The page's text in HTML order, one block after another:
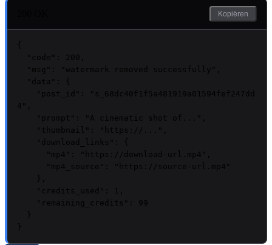
Kopiëren
{
"code" : 200
"msg" : "watermark removed successfully"
"data" : {
"post_id" :
"s_68dc40f1f5a481919a01594fef247dd
4"
"prompt" : "A cinematic shot of..."
"thumbnail" : "https://..."
"download_links" : {
"mp4" : "https://download-url.mp4"
"mp4_source" :
"https://source-url.mp4"
"credits_used" : 1
"remaining_credits" : 99
}